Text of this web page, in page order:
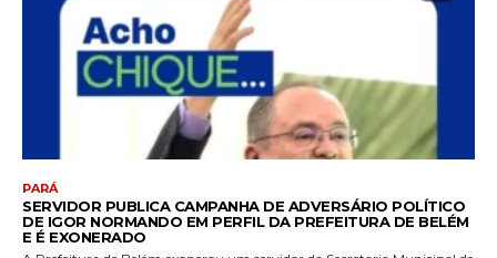
PARÁ
SERVIDOR PUBLICA CAMPANHA DE ADVERSÁRIO POLÍTICO
DE IGOR NORMANDO EM PERFIL DA PREFEITURA DE BELÉM
E É EXONERADO